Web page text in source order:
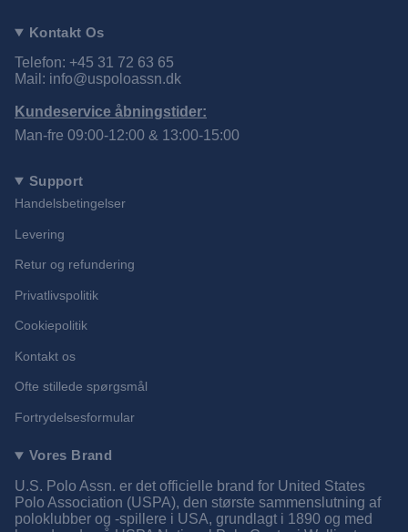
Kontakt Os
Telefon: +45 31 72 63 65
Mail: info@uspoloassn.dk
Kundeservice åbningstider:
Man-fre 09:00-12:00 & 13:00-15:00
Support
Handelsbetingelser
Levering
Retur og refundering
Privatlivspolitik
Cookiepolitik
Kontakt os
Ofte stillede spørgsmål
Fortrydelsesformular
Vores Brand
U.S. Polo Assn. er det officielle brand for United States
Polo Association (USPA), den største sammenslutning af
poloklubber og -spillere i USA, grundlagt i 1890 og med